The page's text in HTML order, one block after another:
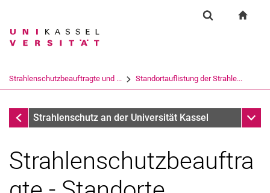
Springe direkt zu: Inhalt
Springe direkt zu: Suche
Springe direkt zu:
Suchbegriff
Suchen (öffnet externen Link in einem
Strahlenschutzbeauftragte und ... Standortauflistung der Strahle...
Strahlenschutzbeauftragte und Organisation des
Strahlenschutz an der Universität Kassel
Strahlenschutzbeauftragte und Organisation des Strahlenschutzes
Standortauflistung der Strahlenschutzbeauftragten
Strahlenschutzbeauftra